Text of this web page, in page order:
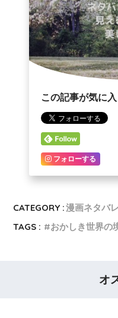
この記事が気に
フォローする
CATEGORY :漫画ネタバレ
TAGS :
おかしき世界の
オ